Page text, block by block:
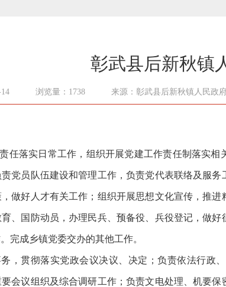
彰武县后新秋镇
浏览量：1738 来源：彰武县后新秋镇人民政
任落实日常工作，组织开展党建工作责任制落实
党员队伍建设和管理工作，负责党代表联络及服
做好人才有关工作；组织开展思想文化宣传，推
、国防动员，办理民兵、预备役、兵役登记，做
完成乡镇党委交办的其他工作。
，贯彻落实党政会议决议、决定；负责依法行政
会议组织及综合调研工作；负责文电处理、机要